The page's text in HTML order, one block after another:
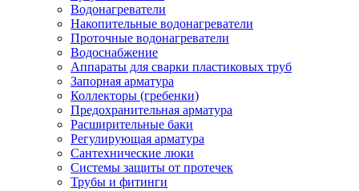
Водонагреватели
Накопительные водонагреватели
Проточные водонагреватели
Водоснабжение
Аппараты для сварки пластиковых труб
Запорная арматура
Коллекторы (гребенки)
Предохранительная арматура
Расширительные баки
Регулирующая арматура
Сантехнические люки
Системы защиты от протечек
Трубы и фитинги